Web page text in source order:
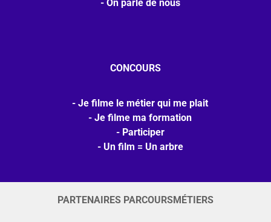
On parle de nous
CONCOURS
Je filme le métier qui me plait
Je filme ma formation
Participer
Un film = Un arbre
PARTENAIRES PARCOURSMÉTIERS